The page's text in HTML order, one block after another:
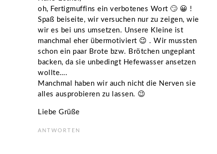
oh, Fertigmuffins ein verbotenes Wort 🙄 😀 !
Spaß beiseite, wir versuchen nur zu zeigen, wie
wir es bei uns umsetzen. Unsere Kleine ist
manchmal eher übermotiviert 😉 . Wir mussten
schon ein paar Brote bzw. Brötchen ungeplant
backen, da sie unbedingt Hefewasser ansetzen
wollte….
Manchmal haben wir auch nicht die Nerven sie
alles ausprobieren zu lassen. 😉
Liebe Grüße
ANTWORTEN